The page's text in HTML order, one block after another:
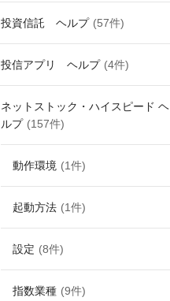
投資信託 ヘルプ (57件)
投信アプリ ヘルプ (4件)
ネットストック・ハイスピード ヘ
ルプ (157件)
動作環境 (1件)
起動方法 (1件)
設定 (8件)
指数業種 (9件)